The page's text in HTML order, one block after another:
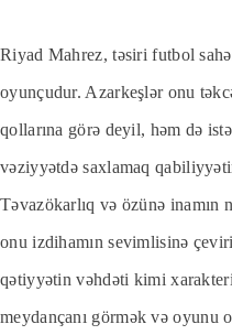
Riyad Mahrez, təsiri futbol
oyunçudur. Azarkeşlər onu
qollarına görə deyil, həm də
vəziyyətdə saxlamaq
Təvazökarlıq və özünə inamın
onu izdihamın sevimlisinə
qətiyyətin vəhdəti kimi
meydançanı görmək və oyunu